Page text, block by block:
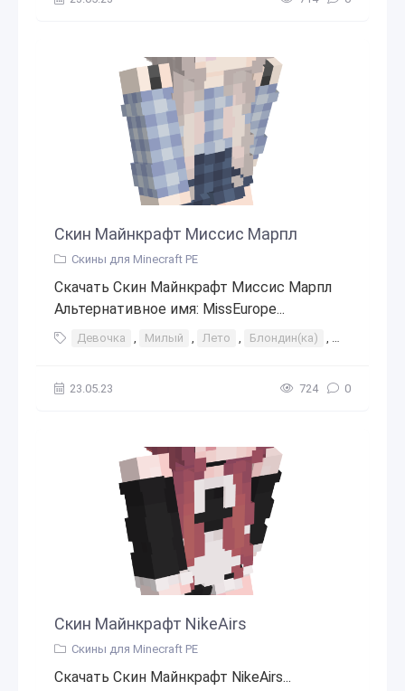
Скин Майнкрафт Миссис Марпл
Скины для Minecraft PE
Скачать Скин Майнкрафт Миссис Марпл
Альтернативное имя: MissEurope...
Девочка , Милый , Лето , Блондин(ка) , Юбка
23.05.23 724 0
Скин Майнкрафт NikeAirs
Скины для Minecraft PE
Скачать Скин Майнкрафт NikeAirs...